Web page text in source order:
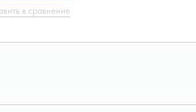
в сравнение